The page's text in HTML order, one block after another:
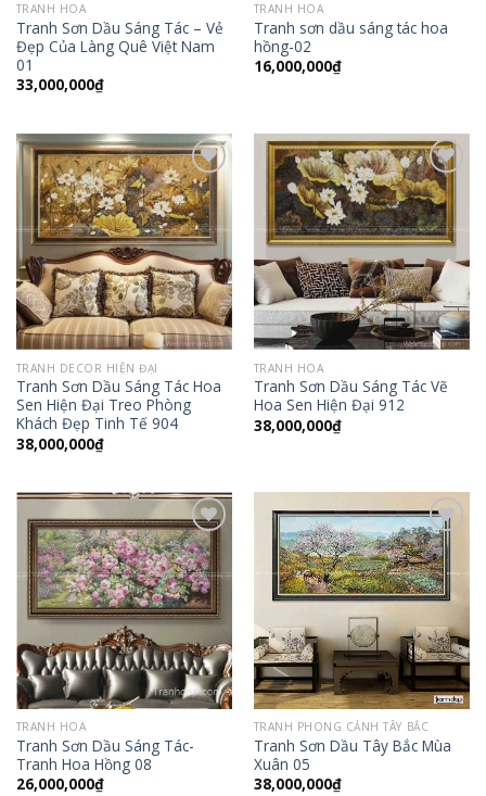
TRANH HOA
Tranh Sơn Dầu Sáng Tác – Vẻ
Đẹp Của Làng Quê Việt Nam
01
33,000,000₫
TRANH HOA
Tranh sơn dầu sáng tác hoa
hồng-02
16,000,000₫
Add to
Wishlist
TRANH DECOR HIỆN ĐẠI
Tranh Sơn Dầu Sáng Tác Hoa
Sen Hiện Đại Treo Phòng
Khách Đẹp Tinh Tế 904
38,000,000₫
Add to
Wishlist
TRANH HOA
Tranh Sơn Dầu Sáng Tác Vẽ
Hoa Sen Hiện Đại 912
38,000,000₫
Add to
Wishlist
TRANH HOA
Tranh Sơn Dầu Sáng Tác-
Tranh Hoa Hồng 08
26,000,000₫
Add to
Wishlist
TRANH PHONG CẢNH TÂY BẮC
Tranh Sơn Dầu Tây Bắc Mùa
Xuân 05
38,000,000₫